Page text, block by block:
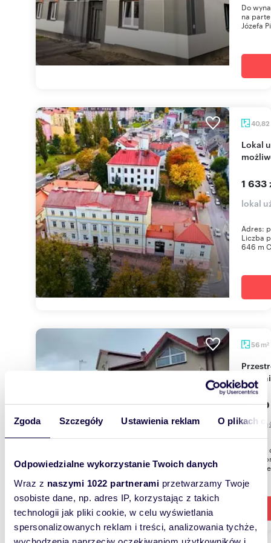
Zgoda Szczegóły Ustawienia reklam O plikach
Odpowiedzialne wykorzystanie Twoich danych
Wraz z naszymi 1022 partnerami przetwarzamy Twoje
osobiste dane, np. adres IP, korzystając z takich
technologii jak pliki cookie, w celu wyświetlania
spersonalizowanych reklam i treści, analizowania tychże,
Do
na
Józefa
40,82
Lokal użytkowy 40,82 m² - centrum Łomży -
1 633
lokal
Adres:
Liczba
646 m
56 m2
Przestronny lokal usługowy z własnym wejściem
w
1 000
lokal
Kolnie